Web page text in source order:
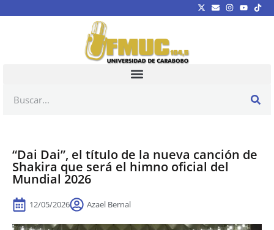
“Dai Dai”, el título de la nueva canción de
Shakira que será el himno oficial del
Mundial 2026
12/05/2026 Azael Bernal